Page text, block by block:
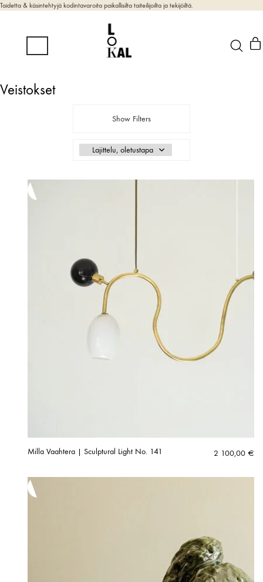
Taidetta & käsintehtyjä kodintavaroita paikallisilta taiteilijoilta ja tekijöiltä.
Veistokset
Show Filters
Milla Vaahtera | Sculptural Light No. 141 2 100,00 €